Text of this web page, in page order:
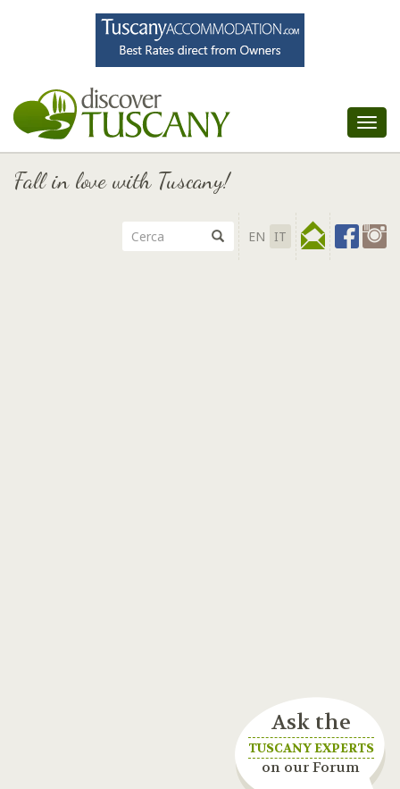
Fall in love with Tuscany!
EN IT
Ask the
TUSCANY EXPERTS
on our Forum